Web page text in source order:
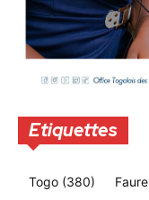
Etiquettes
Togo (380) Faure